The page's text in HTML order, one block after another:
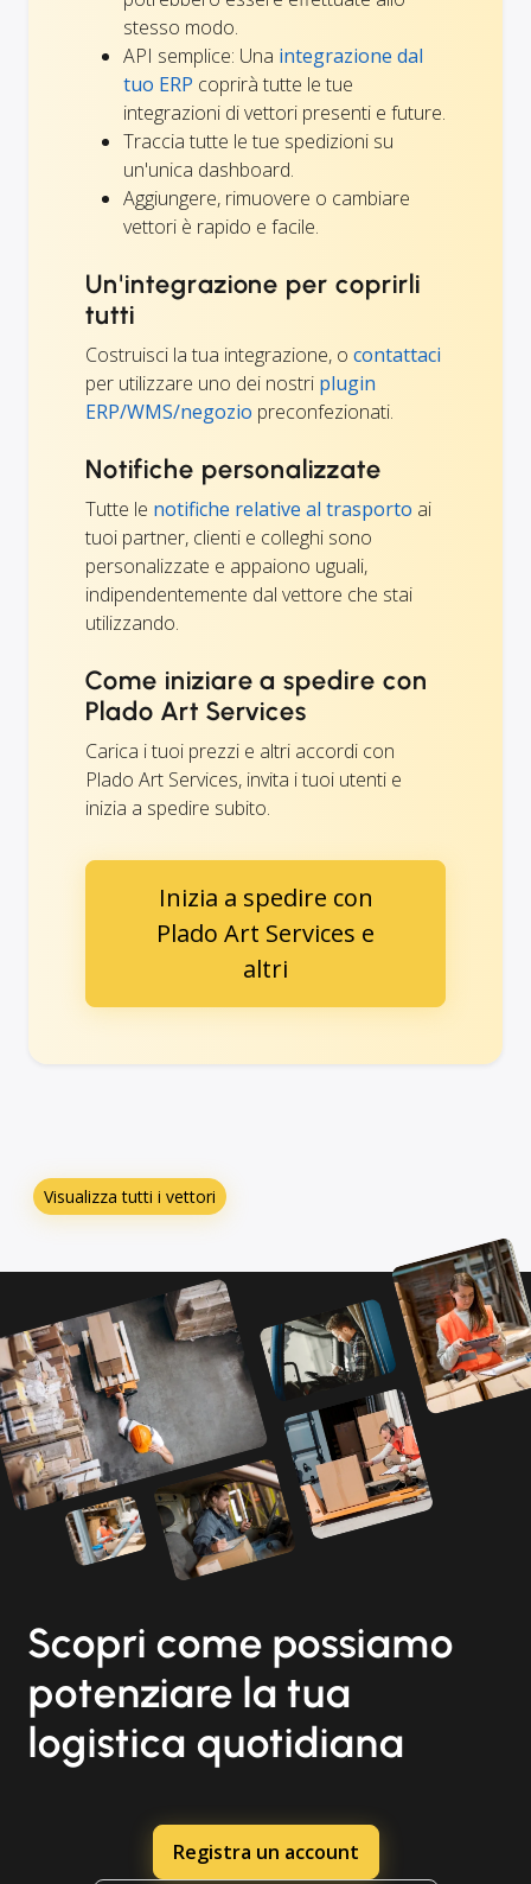
stesso modo.
API semplice: Una integrazione dal
tuo ERP coprirà tutte le tue
integrazioni di vettori presenti e future.
Traccia tutte le tue spedizioni su
un'unica dashboard.
Aggiungere, rimuovere o cambiare
vettori è rapido e facile.
Un'integrazione per coprirli
tutti
Costruisci la tua integrazione, o contattaci
per utilizzare uno dei nostri plugin
ERP/WMS/negozio preconfezionati.
Notifiche personalizzate
Tutte le notifiche relative al trasporto ai
tuoi partner, clienti e colleghi sono
personalizzate e appaiono uguali,
indipendentemente dal vettore che stai
utilizzando.
Come iniziare a spedire con
Plado Art Services
Carica i tuoi prezzi e altri accordi con
Plado Art Services, invita i tuoi utenti e
inizia a spedire subito.
Inizia a spedire con
Plado Art Services e
altri
Visualizza tutti i vettori
Scopri come possiamo
potenziare la tua
logistica quotidiana
Registra un account